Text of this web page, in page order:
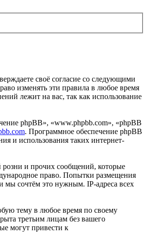
своё согласие со следующими
изменять эти правила в любое время
лежит на вас, так как использование
phpBB», «www.phpbb.com», «phpBB
. Программное обеспечение phpBB
и использования таких интернет-
и прочих сообщений, которые
право. Попытки размещения
мы сочтём это нужным. IP-адреса всех
тему в любое время по своему
третьим лицам без вашего
могут привести к